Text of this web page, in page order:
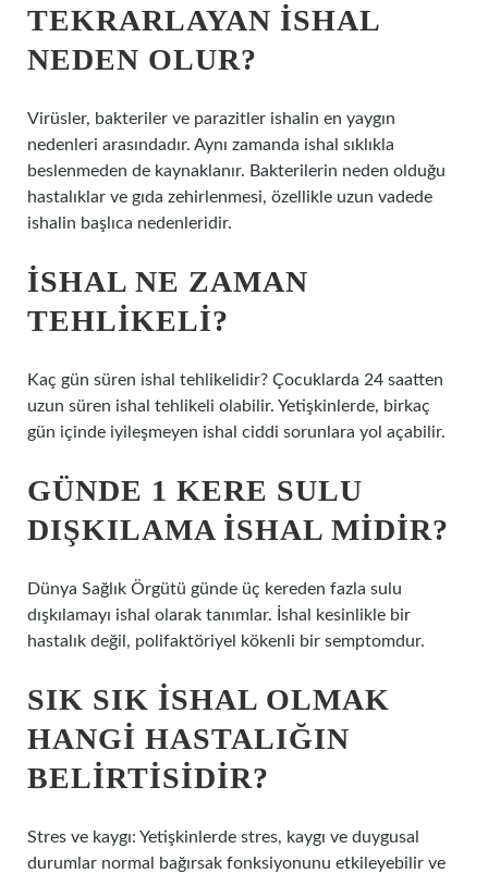
TEKRARLAYAN ISHAL
NEDEN OLUR?
Virüsler, bakteriler ve parazitler ishalin en yaygın
nedenleri arasındadır. Aynı zamanda ishal sıklıkla
beslenmeden de kaynaklanır. Bakterilerin neden olduğu
hastalıklar ve gıda zehirlenmesi, özellikle uzun vadede
ishalin başlıca nedenleridir.
İSHAL NE ZAMAN
TEHLIKELI?
Kaç gün süren ishal tehlikelidir? Çocuklarda 24 saatten
uzun süren ishal tehlikeli olabilir. Yetişkinlerde, birkaç
gün içinde iyileşmeyen ishal ciddi sorunlara yol açabilir.
GÜNDE 1 KERE SULU
DIŞKILAMA ISHAL MIDIR?
Dünya Sağlık Örgütü günde üç kereden fazla sulu
dışkılamayı ishal olarak tanımlar. İshal kesinlikle bir
hastalık değil, polifaktöriyel kökenli bir semptomdur.
SIK SIK ISHAL OLMAK
HANGI HASTALIĞIN
BELIRTISIDIR?
Stres ve kaygı: Yetişkinlerde stres, kaygı ve duygusal
durumlar normal bağırsak fonksiyonunu etkileyebilir ve